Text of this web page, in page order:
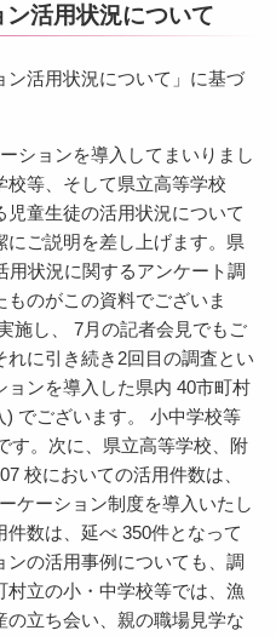
活用状況について
ン活用状況について」に基づ
ションを導入してまいりまし
校等、そして県立高等学校
童生徒の活用状況について
ご説明を差し上げます。県
用状況に関するアンケート調
のがこの資料でございま
施し、 7月の記者会見でもご
に引き続き2回目の調査とい
ョンを導入した県内 40市町村
でございます。 小中学校等
す。次に、県立高等学校、附
校においての活用件数は、
ケーション制度を導入いたし
数は、延べ 350件となって
の活用事例についても、調
立の小・中学校等では、漁
立ち会い、親の職場見学な